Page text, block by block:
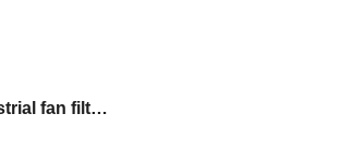
99.99% Efficiency industrial fan filters